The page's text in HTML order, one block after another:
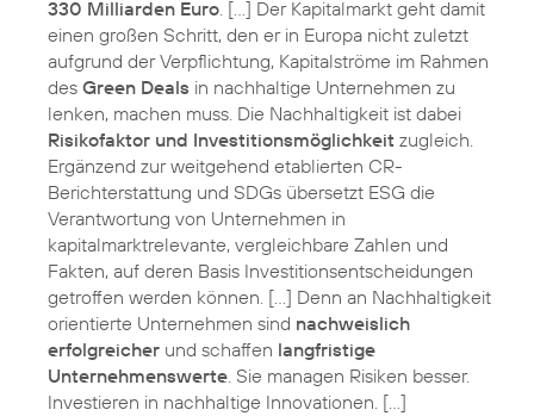
330 Milliarden Euro. […] Der Kapitalmarkt geht damit
einen großen Schritt, den er in Europa nicht zuletzt
aufgrund der Verpflichtung, Kapitalströme im Rahmen
des Green Deals in nachhaltige Unternehmen zu
lenken, machen muss. Die Nachhaltigkeit ist dabei
Risikofaktor und Investitionsmöglichkeit zugleich.
Ergänzend zur weitgehend etablierten CR-
Berichterstattung und SDGs übersetzt ESG die
Verantwortung von Unternehmen in
kapitalmarktrelevante, vergleichbare Zahlen und
Fakten, auf deren Basis Investitionsentscheidungen
getroffen werden können. […] Denn an Nachhaltigkeit
orientierte Unternehmen sind nachweislich
erfolgreicher und schaffen langfristige
Unternehmenswerte. Sie managen Risiken besser.
Investieren in nachhaltige Innovationen. […]